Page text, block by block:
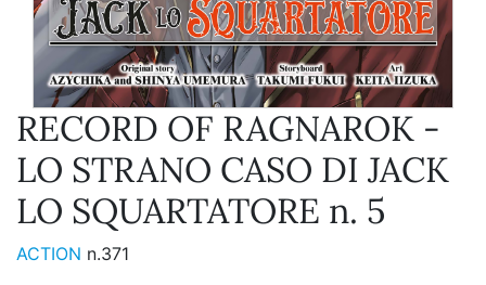
RECORD OF RAGNAROK -
LO STRANO CASO DI JACK
LO SQUARTATORE n. 5
ACTION n.371